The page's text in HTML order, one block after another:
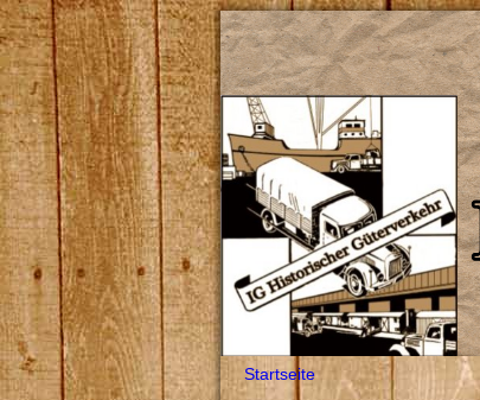
Startseite